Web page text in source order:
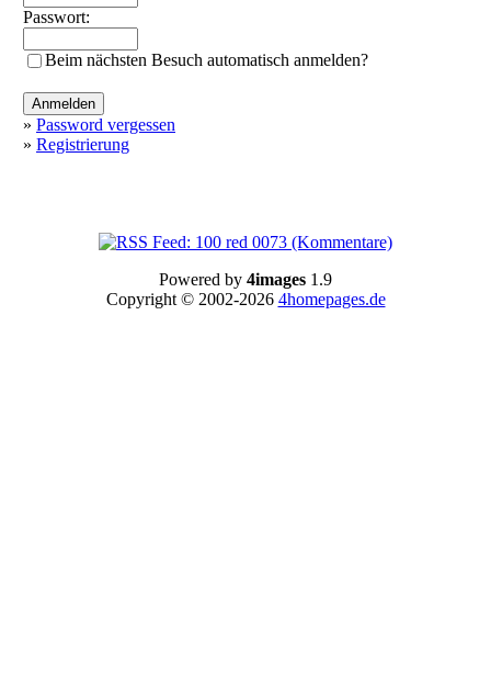
Passwort:
Beim nächsten Besuch automatisch anmelden?
» Password vergessen
» Registrierung
Powered by 4images 1.9
Copyright © 2002-2026 4homepages.de